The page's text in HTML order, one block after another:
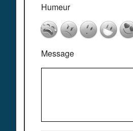
Humeur
Message